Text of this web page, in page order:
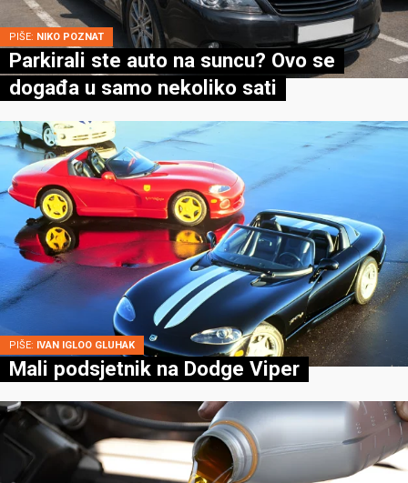
PIŠE: NIKO POZNAT
Parkirali ste auto na suncu? Ovo se
događa u samo nekoliko sati
PIŠE: IVAN IGLOO GLUHAK
Mali podsjetnik na Dodge Viper